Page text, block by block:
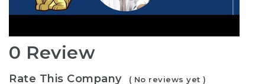
0 Review
Rate This Company ( No reviews yet )